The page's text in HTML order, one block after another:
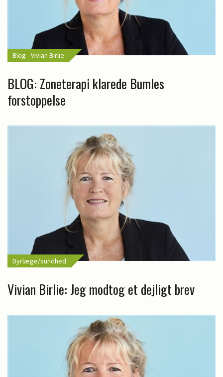
Blog - Vivian Birlie
BLOG: Zoneterapi klarede Bumles
forstoppelse
Dyrlæge/sundhed
Vivian Birlie: Jeg modtog et dejligt brev